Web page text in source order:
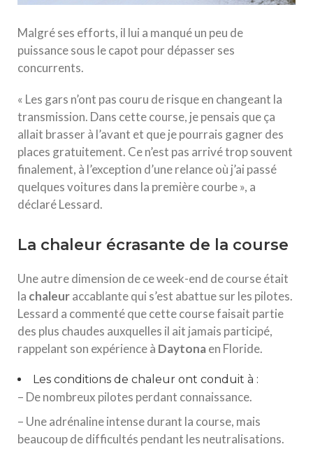
Malgré ses efforts, il lui a manqué un peu de
puissance sous le capot pour dépasser ses
concurrents.
« Les gars n’ont pas couru de risque en changeant la
transmission. Dans cette course, je pensais que ça
allait brasser à l’avant et que je pourrais gagner des
places gratuitement. Ce n’est pas arrivé trop souvent
finalement, à l’exception d’une relance où j’ai passé
quelques voitures dans la première courbe », a
déclaré Lessard.
La chaleur écrasante de la course
Une autre dimension de ce week-end de course était
la chaleuraccablante qui s’est abattue sur les pilotes.
Lessard a commenté que cette course faisait partie
des plus chaudes auxquelles il ait jamais participé,
rappelant son expérience à Daytonaen Floride.
Les conditions de chaleur ont conduit à :
– De nombreux pilotes perdant connaissance.
– Une adrénaline intense durant la course, mais
beaucoup de difficultés pendant les neutralisations.